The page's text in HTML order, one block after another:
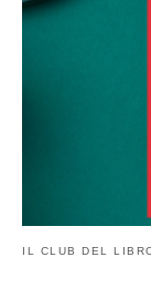
IL CLUB DEL